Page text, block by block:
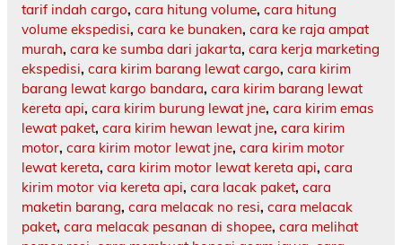
tarif indah cargo, cara hitung volume, cara hitung
volume ekspedisi, cara ke bunaken, cara ke raja ampat
murah, cara ke sumba dari jakarta, cara kerja marketing
ekspedisi, cara kirim barang lewat cargo, cara kirim
barang lewat kargo bandara, cara kirim barang lewat
kereta api, cara kirim burung lewat jne, cara kirim emas
lewat paket, cara kirim hewan lewat jne, cara kirim
motor, cara kirim motor lewat jne, cara kirim motor
lewat kereta, cara kirim motor lewat kereta api, cara
kirim motor via kereta api, cara lacak paket, cara
maketin barang, cara melacak no resi, cara melacak
paket, cara melacak pesanan di shopee, cara melihat